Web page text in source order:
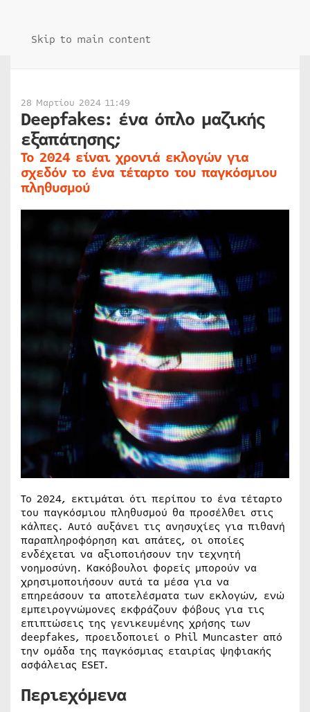
Skip to main content
28 Μαρτίου 2024 11:49
Deepfakes: ένα όπλο μαζικής
εξαπάτησης;
Το 2024 είναι χρονιά εκλογών για
σχεδόν το ένα τέταρτο του παγκόσμιου
πληθυσμού
Το 2024, εκτιμάται ότι περίπου το ένα τέταρτο
του παγκόσμιου πληθυσμού θα προσέλθει στις
κάλπες. Αυτό αυξάνει τις ανησυχίες για πιθανή
παραπληροφόρηση και απάτες, οι οποίες
ενδέχεται να αξιοποιήσουν την τεχνητή
νοημοσύνη. Κακόβουλοι φορείς μπορούν να
χρησιμοποιήσουν αυτά τα μέσα για να
επηρεάσουν τα αποτελέσματα των εκλογών, ενώ
εμπειρογνώμονες εκφράζουν φόβους για τις
επιπτώσεις της γενικευμένης χρήσης των
deepfakes, προειδοποιεί ο Phil Muncaster από
την ομάδα της παγκόσμιας εταιρίας ψηφιακής
ασφάλειας ESET.
Περιεχόμενα